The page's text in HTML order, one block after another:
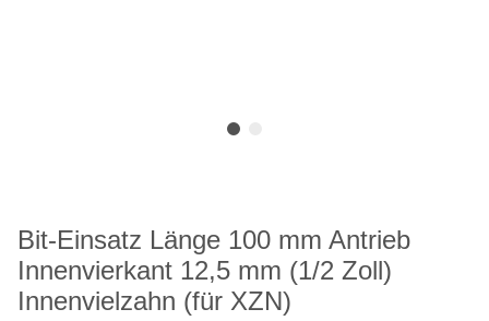
Bit-Einsatz Länge 100 mm Antrieb
Innenvierkant 12,5 mm (1/2 Zoll)
Innenvielzahn (für XZN)